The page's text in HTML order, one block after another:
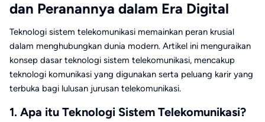
dan Peranannya dalam Era Digital
Teknologi sistem telekomunikasi memainkan peran krusial
dalam menghubungkan dunia modern. Artikel ini menguraikan
konsep dasar teknologi sistem telekomunikasi, mencakup
teknologi komunikasi yang digunakan serta peluang karir yang
terbuka bagi lulusan jurusan telekomunikasi.
1. Apa itu Teknologi Sistem Telekomunikasi?